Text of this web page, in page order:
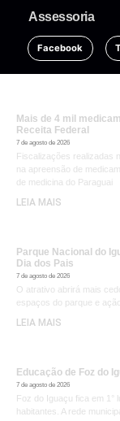
Assessoria
Facebook
Mais de 4 mil
Receita Federal
7 de agosto de 2026
Fiscalizações realizadas
na apreensão de
de medicina do Paraguai
LEIA MAIS
Parque Nacional do
Dia dos Pais
7 de agosto de 2026
O atrativo abrirá mais
espaços do parque e
LEIA MAIS
Educação de Foz do
7 de agosto de 2026
Foz do Iguaçu fica em 1°
habitantes. A rede